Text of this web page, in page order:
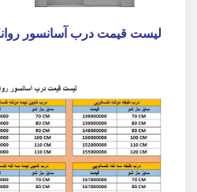
لیست قیمت درب آسانسور